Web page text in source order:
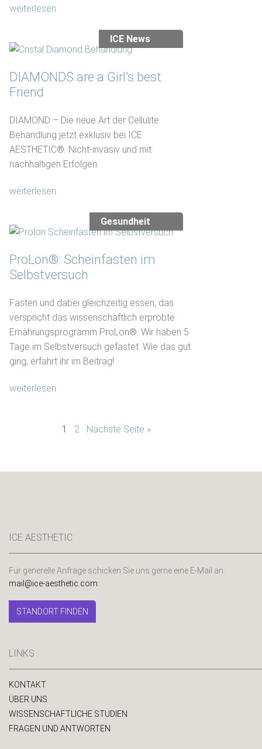
weiterlesen
ICE News
DIAMONDS are a Girl’s best
Friend
DIAMOND – Die neue Art der Cellulite
Behandlung jetzt exklusiv bei ICE
AESTHETIC®. Nicht-invasiv und mit
nachhaltigen Erfolgen.
weiterlesen
Gesundheit
ProLon®: Scheinfasten im
Selbstversuch
Fasten und dabei gleichzeitig essen, das
verspricht das wissenschaftlich erprobte
Ernährungsprogramm ProLon®. Wir haben 5
Tage im Selbstversuch gefastet. Wie das gut
ging, erfahrt ihr im Beitrag!
weiterlesen
1 2 Nächste Seite »
ICE AESTHETIC
Für generelle Anfrage schicken Sie uns gerne eine E-Mail an:
mail@ice-aesthetic.com
STANDORT FINDEN
LINKS
KONTAKT
ÜBER UNS
WISSENSCHAFTLICHE STUDIEN
FRAGEN UND ANTWORTEN